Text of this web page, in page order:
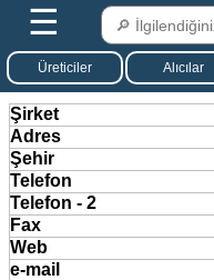
☰
Üreticiler Alıcılar
Şirket
Adres
Şehir
Telefon
Telefon - 2
Fax
Web
e-mail